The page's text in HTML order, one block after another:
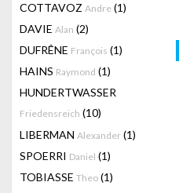
COTTAVOZ Andre (1)
DAVIE Alan (2)
DUFRÊNE François (1)
HAINS Raymond (1)
HUNDERTWASSER
Friedensreich (10)
LIBERMAN Alexander (1)
SPOERRI Daniel (1)
TOBIASSE Theo (1)